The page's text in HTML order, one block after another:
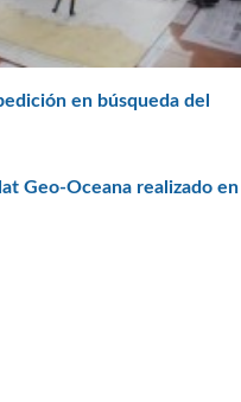
en búsqueda del
Geo-Oceana realizado en